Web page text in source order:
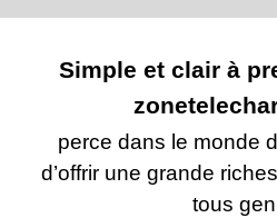
Simple et clair à
perce dans le monde
d’offrir une grande
tous